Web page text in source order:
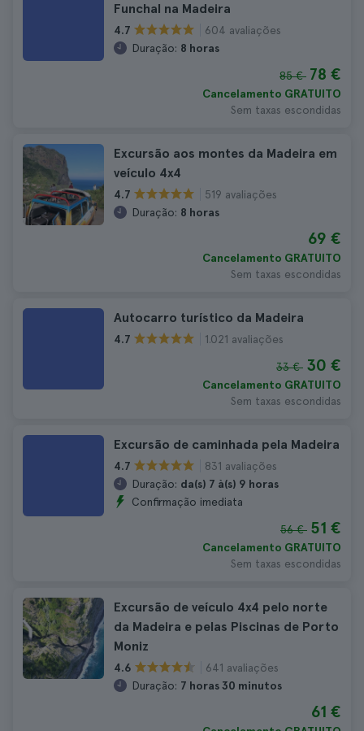
Funchal na Madeira
4.7
604 avaliações
Duração: 8 horas
85 € 78 €
Cancelamento GRATUITO
Sem taxas escondidas
Excursão aos montes da Madeira em
veículo 4x4
4.7
519 avaliações
Duração: 8 horas
69 €
Cancelamento GRATUITO
Sem taxas escondidas
Autocarro turístico da Madeira
4.7 1.021 avaliações
33 € 30 €
Cancelamento GRATUITO
Sem taxas escondidas
Excursão de caminhada pela Madeira
4.7
831 avaliações
Duração: da(s) 7 à(s) 9 horas
Confirmação imediata
56 € 51 €
Cancelamento GRATUITO
Sem taxas escondidas
Excursão de veículo 4x4 pelo norte
da Madeira e pelas Piscinas de Porto
Moniz
4.6
641 avaliações
Duração: 7 horas 30 minutos
61 €